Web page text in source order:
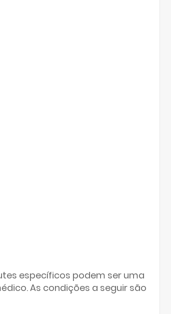
específicos podem ser uma
As condições a seguir são